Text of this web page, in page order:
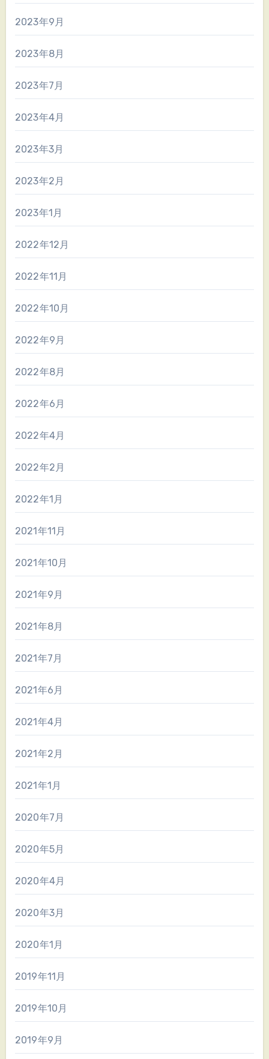
2023年9月
2023年8月
2023年7月
2023年4月
2023年3月
2023年2月
2023年1月
2022年12月
2022年11月
2022年10月
2022年9月
2022年8月
2022年6月
2022年4月
2022年2月
2022年1月
2021年11月
2021年10月
2021年9月
2021年8月
2021年7月
2021年6月
2021年4月
2021年2月
2021年1月
2020年7月
2020年5月
2020年4月
2020年3月
2020年1月
2019年11月
2019年10月
2019年9月